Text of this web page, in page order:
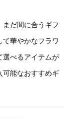
まだ間に合うギフ
て華やかなフラワ
選べるアイテムが
可能なおすすめギ